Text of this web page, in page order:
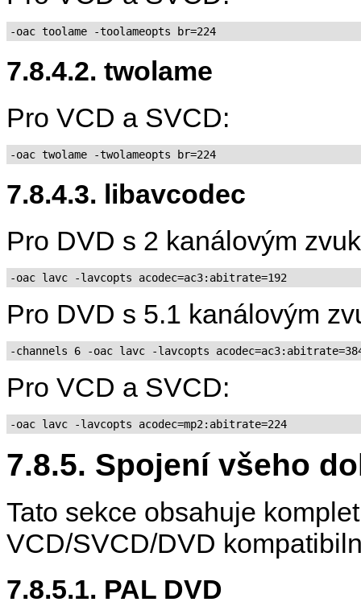
-oac toolame -toolameopts br=224
7.8.4.2. twolame
Pro VCD a SVCD:
-oac twolame -twolameopts br=224
7.8.4.3. libavcodec
Pro DVD s 2 kanálovým
-oac lavc -lavcopts acodec=ac3:abitrate=192
Pro DVD s 5.1 kanálovým
-channels 6 -oac lavc -lavcopts
Pro VCD a SVCD:
-oac lavc -lavcopts acodec=mp2:abitrate=224
7.8.5. Spojení všeho
Tato sekce obsahuje
VCD/SVCD/DVD
7.8.5.1. PAL DVD